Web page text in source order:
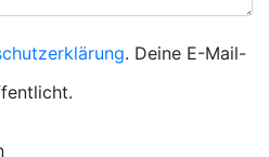
. Deine E-Mail-